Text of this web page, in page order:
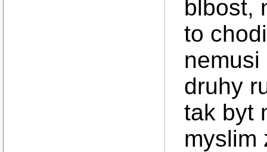
blbost,
to
druhy
tak byt
myslim